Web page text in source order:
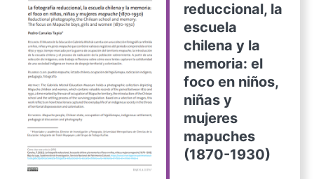
reduccional, la
escuela
chilena y la
memoria: el
foco en niños,
niñas y
mujeres
mapuches
(1870-1930)